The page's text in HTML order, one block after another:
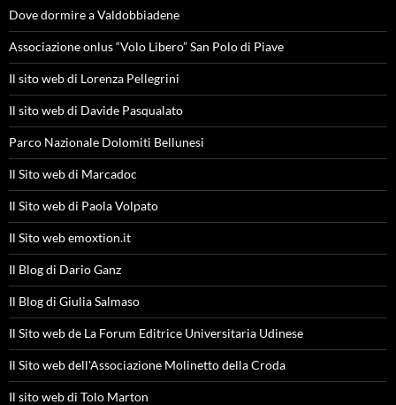
Dove dormire a Valdobbiadene
Associazione onlus “Volo Libero” San Polo di Piave
Il sito web di Lorenza Pellegrini
Il sito web di Davide Pasqualato
Parco Nazionale Dolomiti Bellunesi
Il Sito web di Marcadoc
Il Sito web di Paola Volpato
Il Sito web emoxtion.it
Il Blog di Dario Ganz
Il Blog di Giulia Salmaso
Il Sito web de La Forum Editrice Universitaria Udinese
Il Sito web dell'Associazione Molinetto della Croda
Il sito web di Tolo Marton